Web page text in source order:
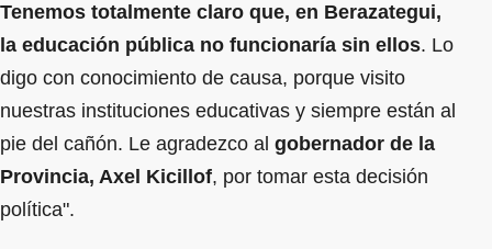
Tenemos totalmente claro que, en Berazategui,
la educación pública no funcionaría sin ellos. Lo
digo con conocimiento de causa, porque visito
nuestras instituciones educativas y siempre están al
pie del cañón. Le agradezco al gobernador de la
Provincia, Axel Kicillof, por tomar esta decisión
política".